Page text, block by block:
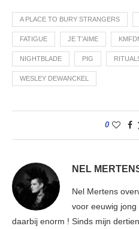
A PLACE TO BURY STRANGERS
FATIGUE JE T’AIME
NIGHTBLADE PIG
WESLEY DEWANCKEL
0
NEL
Nel Mertens
voor eeuwig
daarbij enorm ! Sinds mijn